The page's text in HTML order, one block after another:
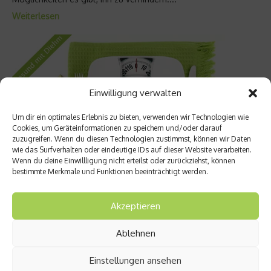
Einwilligung verwalten
Um dir ein optimales Erlebnis zu bieten, verwenden wir Technologien wie
Cookies, um Geräteinformationen zu speichern und/oder darauf
zuzugreifen. Wenn du diesen Technologien zustimmst, können wir Daten
wie das Surfverhalten oder eindeutige IDs auf dieser Website verarbeiten.
Wenn du deine Einwillligung nicht erteilst oder zurückziehst, können
bestimmte Merkmale und Funktionen beeinträchtigt werden.
Akzeptieren
Ablehnen
Einstellungen ansehen
Weiterlesen
Abnehmen – auf die Energiedichte kommt es
an
neuen Serie „Gesund mit Diehm“ allerlei spannende